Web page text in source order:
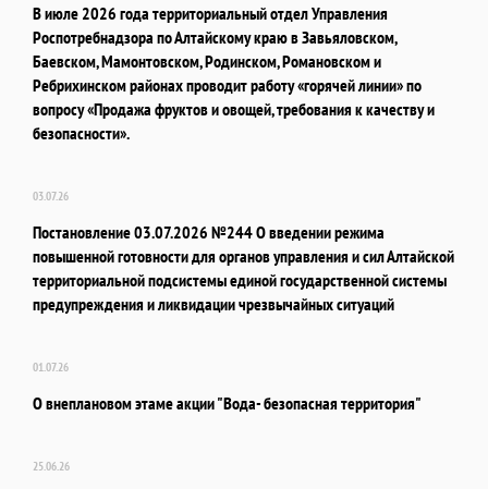
В июле 2026 года территориальный отдел Управления
Роспотребнадзора по Алтайскому краю в Завьяловском,
Баевском, Мамонтовском, Родинском, Романовском и
Ребрихинском районах проводит работу «горячей линии» по
вопросу «Продажа фруктов и овощей, требования к качеству и
безопасности».
03.07.26
Постановление 03.07.2026 №244 О введении режима
повышенной готовности для органов управления и сил Алтайской
территориальной подсистемы единой государственной системы
предупреждения и ликвидации чрезвычайных ситуаций
01.07.26
О внеплановом этаме акции "Вода- безопасная территория"
25.06.26